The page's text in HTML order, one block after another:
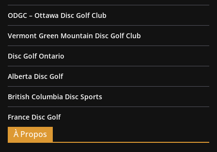
ODGC – Ottawa Disc Golf Club
Vermont Green Mountain Disc Golf Club
Disc Golf Ontario
Alberta Disc Golf
British Columbia Disc Sports
France Disc Golf
À Propos